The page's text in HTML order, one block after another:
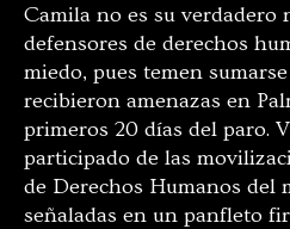
Camila no es su verdadero
defensores de derechos
miedo, pues temen
recibieron amenazas en
primeros 20 días del paro.
participado de las
de Derechos Humanos del
señaladas en un panfleto